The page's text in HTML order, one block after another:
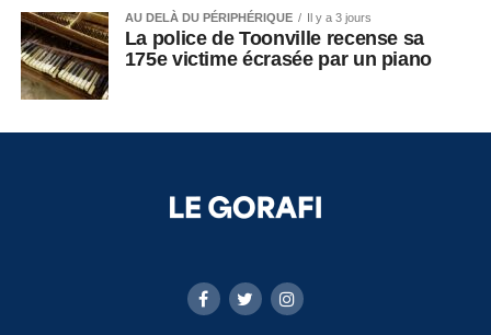
AU DELÀ DU PÉRIPHÉRIQUE Il y a 3 jours
La police de Toonville recense sa
175e victime écrasée par un piano